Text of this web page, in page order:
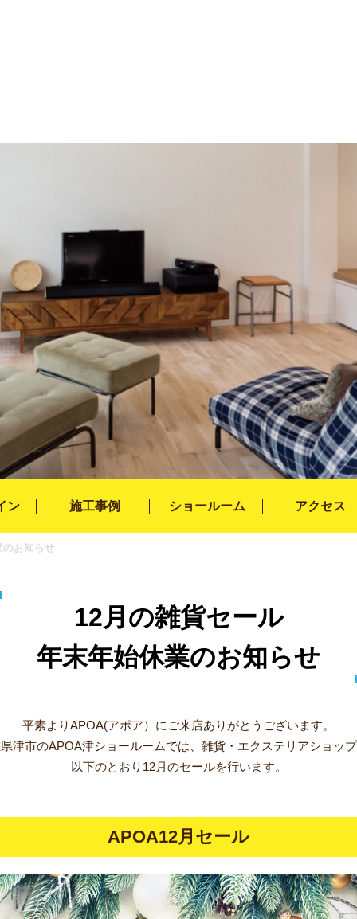
ン 施工事例 ショールーム アクセス
お知らせ
12月の雑貨セール
年末年始休業のお知らせ
平素よりAPOA(アポア）に ご来店ありがとうございます。
津市のAPOA津ショールームでは、 雑貨・エクステリアショッ
以下のとおり12月のセールを行います。
APOA12月セール